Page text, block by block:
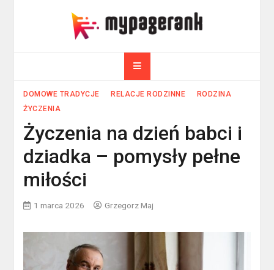
myPageRank.pl
DOMOWE TRADYCJE RELACJE RODZINNE
RODZINA
ŻYCZENIA
Życzenia na dzień babci i
dziadka – pomysły pełne
miłości
1 marca 2026 Grzegorz Maj